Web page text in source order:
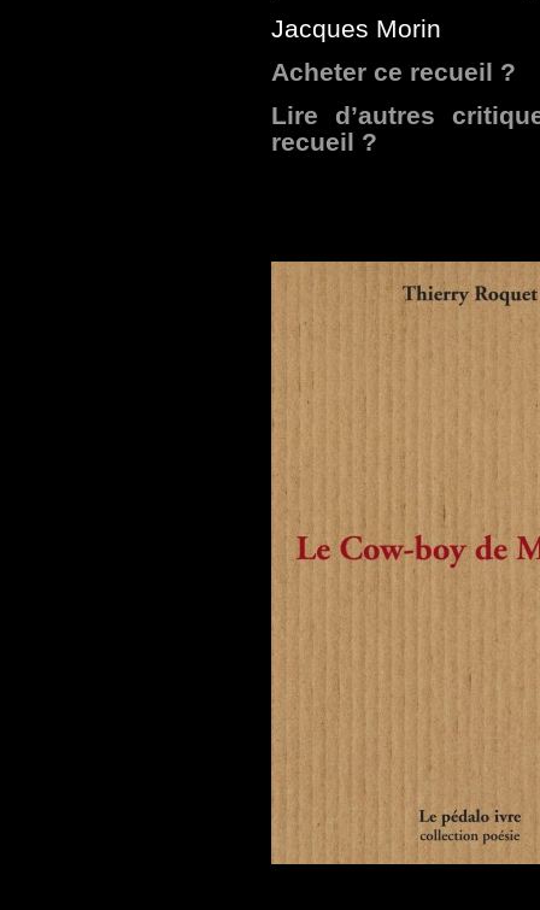
Jacques Morin
Acheter ce recueil ?
Lire d’autres
recueil ?